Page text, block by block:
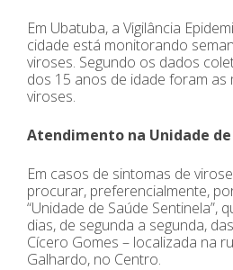
Em Ubatuba, a Vigilância
cidade está monitorando
viroses. Segundo os dados
dos 15 anos de idade foram as
viroses.
Atendimento na Unidade
Em casos de sintomas de
procurar, preferencialmente,
“Unidade de Saúde Sentinela”,
dias, de segunda a segunda,
Cícero Gomes – localizada na
Galhardo, no Centro.